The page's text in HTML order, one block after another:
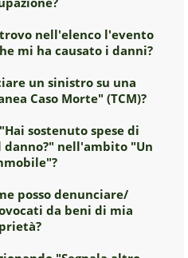
nell'elenco l'evento
mi ha causato i danni?
un sinistro su una
Caso Morte" (TCM)?
sostenuto spese di
nell'ambito "Un
posso denunciare/
da beni di mia